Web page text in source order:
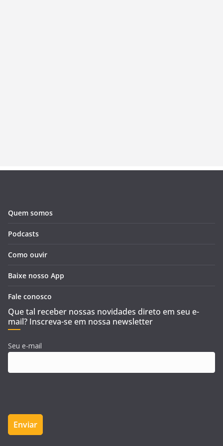
Quem somos
Podcasts
Como ouvir
Baixe nosso App
Fale conosco
Que tal receber nossas novidades direto em seu e-
mail? Inscreva-se em nossa newsletter
Seu e-mail